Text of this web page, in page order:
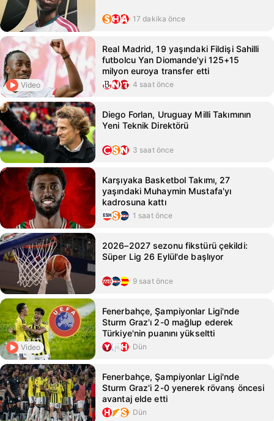
17 dakika önce
Video
Real Madrid, 19 yaşındaki Fildişi Sahilli
futbolcu Yan Diomande'yi 125+15
milyon euroya transfer etti
4 saat önce
Diego Forlan, Uruguay Milli Takımının
Yeni Teknik Direktörü
3 saat önce
Karşıyaka Basketbol Takımı, 27
yaşındaki Muhaymin Mustafa'yı
kadrosuna kattı
1 saat önce
2026–2027 sezonu fikstürü çekildi:
Süper Lig 26 Eylül'de başlıyor
9 saat önce
Video
Fenerbahçe, Şampiyonlar Ligi'nde
Sturm Graz'ı 2-0 mağlup ederek
Türkiye'nin puanını yükseltti
Dün
Fenerbahçe, Şampiyonlar Ligi'nde
Sturm Graz'i 2-0 yenerek rövanş öncesi
avantaj elde etti
Dün